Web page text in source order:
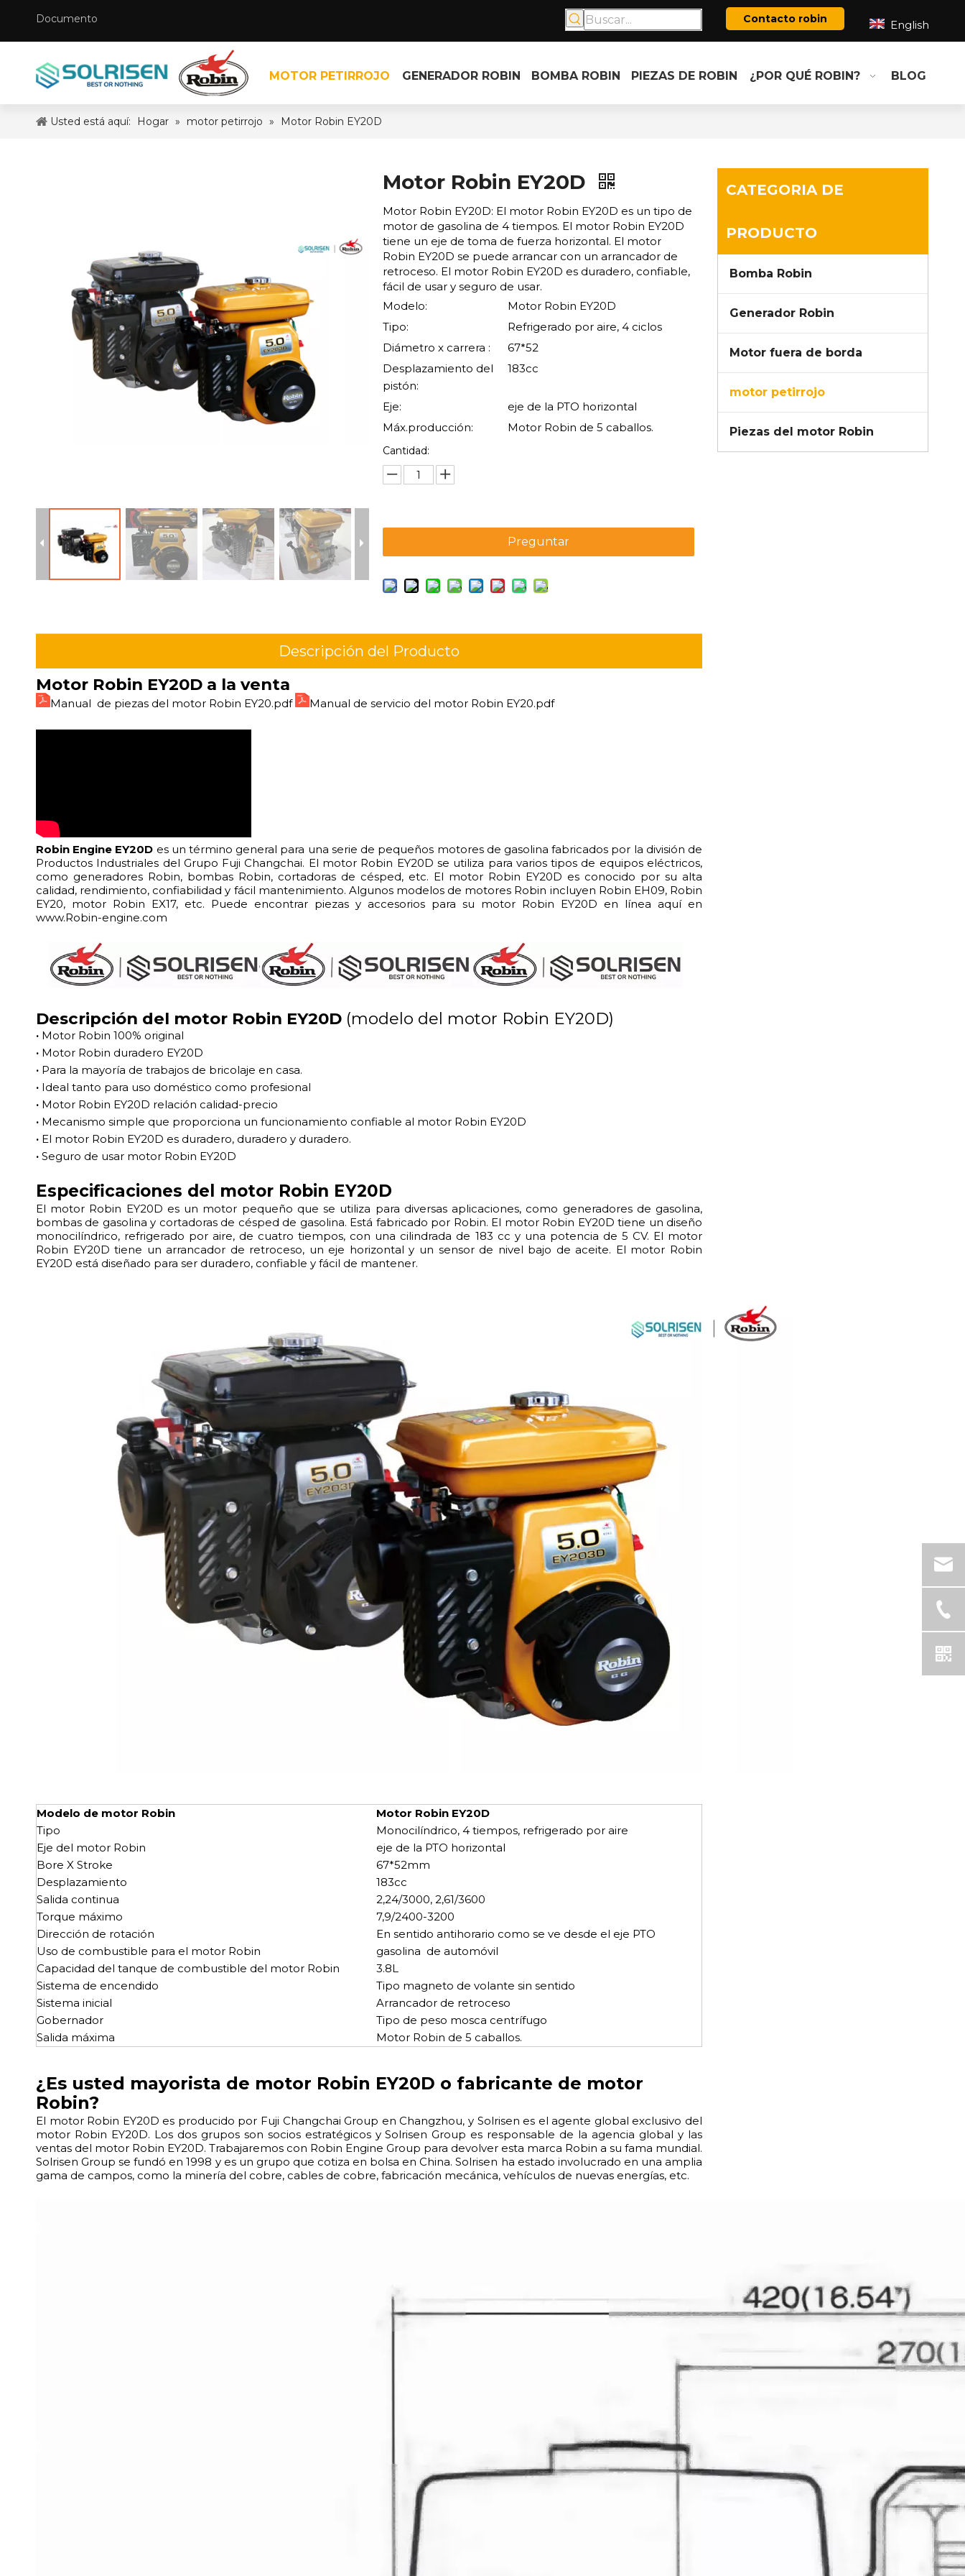
Documento Contacto robin English
MOTOR PETIRROJO GENERADOR ROBIN BOMBA ROBIN PIEZAS DE ROBIN ¿POR QUÉ ROBIN? BLOG
Usted está aquí: Hogar » motor petirrojo » Motor Robin EY20D
Motor Robin EY20D
Motor Robin EY20D: El motor Robin EY20D es un tipo de
motor de gasolina de 4 tiempos. El motor Robin EY20D
tiene un eje de toma de fuerza horizontal. El motor
Robin EY20D se puede arrancar con un arrancador de
retroceso. El motor Robin EY20D es duradero, confiable,
fácil de usar y seguro de usar.
Modelo:
Motor Robin EY20D
Tipo:
Refrigerado por aire, 4 ciclos
Diámetro x carrera :
67*52
Desplazamiento del
pistón:
183cc
Eje:
eje de la PTO horizontal
Máx.producción:
Motor Robin de 5 caballos.
Cantidad:
Preguntar
Descripción del Producto
Motor Robin EY20D a la venta
Manual de piezas del motor Robin EY20.pdf Manual de servicio del motor Robin EY20.pdf
Robin Engine EY20D es un término general para una serie de pequeños motores de gasolina fabricados por la división de
Productos Industriales del Grupo Fuji Changchai. El motor Robin EY20D se utiliza para varios tipos de equipos eléctricos,
como generadores Robin, bombas Robin, cortadoras de césped, etc. El motor Robin EY20D es conocido por su alta
calidad, rendimiento, confiabilidad y fácil mantenimiento. Algunos modelos de motores Robin incluyen Robin EH09, Robin
EY20, motor Robin EX17, etc. Puede encontrar piezas y accesorios para su motor Robin EY20D en línea aquí en
www.Robin-engine.com
Descripción del motor Robin EY20D (modelo del motor Robin EY20D)
· Motor Robin 100% original
· Motor Robin duradero EY20D
· Para la mayoría de trabajos de bricolaje en casa.
· Ideal tanto para uso doméstico como profesional
· Motor Robin EY20D relación calidad-precio
· Mecanismo simple que proporciona un funcionamiento confiable al motor Robin EY20D
· El motor Robin EY20D es duradero, duradero y duradero.
· Seguro de usar motor Robin EY20D
Especificaciones del motor Robin EY20D
El motor Robin EY20D es un motor pequeño que se utiliza para diversas aplicaciones, como generadores de gasolina,
bombas de gasolina y cortadoras de césped de gasolina. Está fabricado por Robin. El motor Robin EY20D tiene un diseño
monocilíndrico, refrigerado por aire, de cuatro tiempos, con una cilindrada de 183 cc y una potencia de 5 CV. El motor
Robin EY20D tiene un arrancador de retroceso, un eje horizontal y un sensor de nivel bajo de aceite. El motor Robin
EY20D está diseñado para ser duradero, confiable y fácil de mantener.
Modelo de motor Robin
Motor Robin EY20D
Tipo
Monocilíndrico, 4 tiempos, refrigerado por aire
Eje del motor Robin
eje de la PTO horizontal
Bore X Stroke
67*52mm
Desplazamiento
183cc
Salida continua
2,24/3000, 2,61/3600
Torque máximo
7,9/2400-3200
Dirección de rotación
En sentido antihorario como se ve desde el eje PTO
Uso de combustible para el motor Robin
gasolina de automóvil
Capacidad del tanque de combustible del motor Robin
3.8L
Sistema de encendido
Tipo magneto de volante sin sentido
Sistema inicial
Arrancador de retroceso
Gobernador
Tipo de peso mosca centrífugo
Salida máxima
Motor Robin de 5 caballos.
¿Es usted mayorista de motor Robin EY20D o fabricante de motor
Robin?
El motor Robin EY20D es producido por Fuji Changchai Group en Changzhou, y Solrisen es el agente global exclusivo del
motor Robin EY20D. Los dos grupos son socios estratégicos y Solrisen Group es responsable de la agencia global y las
ventas del motor Robin EY20D. Trabajaremos con Robin Engine Group para devolver esta marca Robin a su fama mundial.
Solrisen Group se fundó en 1998 y es un grupo que cotiza en bolsa en China. Solrisen ha estado involucrado en una amplia
gama de campos, como la minería del cobre, cables de cobre, fabricación mecánica, vehículos de nuevas energías, etc.
CATEGORIA DE
PRODUCTO
Bomba Robin
Generador Robin
Motor fuera de borda
motor petirrojo
Piezas del motor Robin